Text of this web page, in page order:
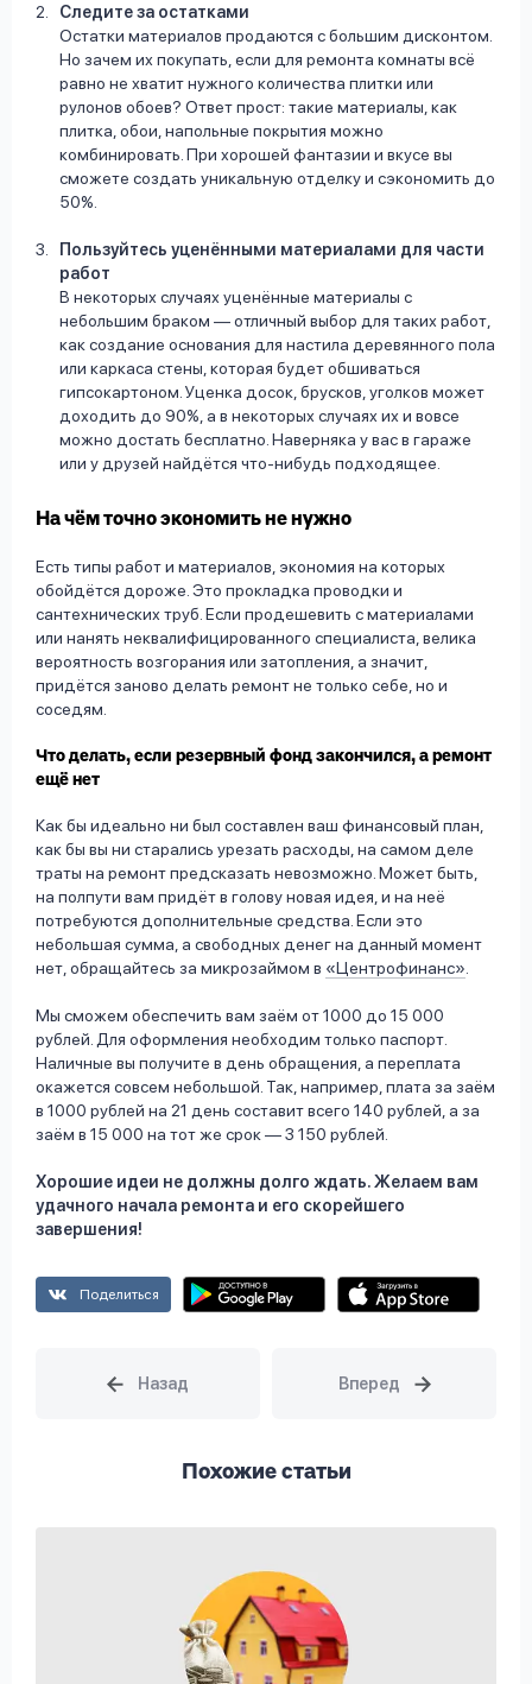
Следите за остатками
Остатки материалов продаются с большим дисконтом.
Но зачем их покупать, если для ремонта комнаты всё
равно не хватит нужного количества плитки или
рулонов обоев? Ответ прост: такие материалы, как
плитка, обои, напольные покрытия можно
комбинировать. При хорошей фантазии и вкусе вы
сможете создать уникальную отделку и сэкономить до
50%.
Пользуйтесь уценёнными материалами для части
работ
В некоторых случаях уценённые материалы с
небольшим браком — отличный выбор для таких работ,
как создание основания для настила деревянного пола
или каркаса стены, которая будет обшиваться
гипсокартоном. Уценка досок, брусков, уголков может
доходить до 90%, а в некоторых случаях их и вовсе
можно достать бесплатно. Наверняка у вас в гараже
или у друзей найдётся что-нибудь подходящее.
На чём точно экономить не нужно
Есть типы работ и материалов, экономия на которых
обойдётся дороже. Это прокладка проводки и
сантехнических труб. Если продешевить с материалами
или нанять неквалифицированного специалиста, велика
вероятность возгорания или затопления, а значит,
придётся заново делать ремонт не только себе, но и
соседям.
Что делать, если резервный фонд закончился, а ремонт
ещё нет
Как бы идеально ни был составлен ваш финансовый план,
как бы вы ни старались урезать расходы, на самом деле
траты на ремонт предсказать невозможно. Может быть,
на полпути вам придёт в голову новая идея, и на неё
потребуются дополнительные средства. Если это
небольшая сумма, а свободных денег на данный момент
нет, обращайтесь за микрозаймом в «Центрофинанс»
Мы сможем обеспечить вам заём от 1000 до 15 000
рублей. Для оформления необходим только паспорт.
Наличные вы получите в день обращения, а переплата
окажется совсем небольшой. Так, например, плата за заём
в 1000 рублей на 21 день составит всего 140 рублей, а за
заём в 15 000 на тот же срок — 3 150 рублей.
Хорошие идеи не должны долго ждать. Желаем вам
удачного начала ремонта и его скорейшего
завершения!
Поделиться
Похожие статьи